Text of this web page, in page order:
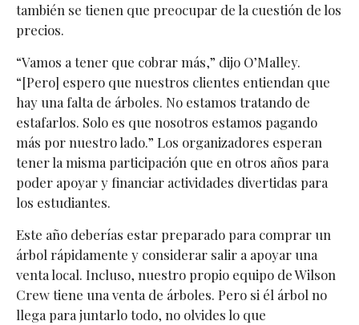
también se tienen que preocupar de la cuestión de los
precios.
“Vamos a tener que cobrar más,” dijo O’Malley.
“[Pero] espero que nuestros clientes entiendan que
hay una falta de árboles. No estamos tratando de
estafarlos. Solo es que nosotros estamos pagando
más por nuestro lado.” Los organizadores esperan
tener la misma participación que en otros años para
poder apoyar y financiar actividades divertidas para
los estudiantes.
Este año deberías estar preparado para comprar un
árbol rápidamente y considerar salir a apoyar una
venta local. Incluso, nuestro propio equipo de Wilson
Crew tiene una venta de árboles. Pero si él árbol no
llega para juntarlo todo, no olvides lo que